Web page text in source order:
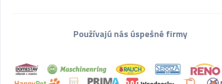
Používajú nás úspešné firmy